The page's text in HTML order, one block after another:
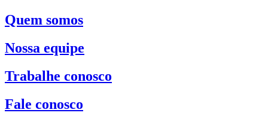
Quem somos
Nossa equipe
Trabalhe conosco
Fale conosco